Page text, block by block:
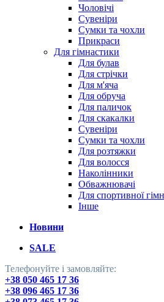
Чоловічі
Сувеніри
Сумки та чохли
Прикраси
Для гімнастики
Для булав
Для стрічки
Для м'яча
Для обруча
Для паличок
Для скакалки
Сувеніри
Сумки та чохли
Для розтяжки
Для волосся
Наколінники
Обважнювачі
Для спортивної
Інше
Новини
SALE
Телефонуйте і замовляйте:
+38 050 465 17 36
+38 096 465 17 36